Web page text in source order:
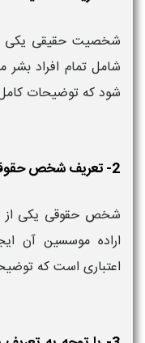
شخصیت حقیقی یکی
شامل تمام افراد
شود که توضیحات
2- تعریف شخص حقوقی چیست؟
شخص حقوقی یکی از
اراده موسسین آن
اعتباری است که